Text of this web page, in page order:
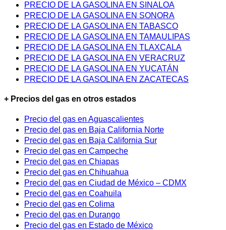
PRECIO DE LA GASOLINA EN SINALOA
PRECIO DE LA GASOLINA EN SONORA
PRECIO DE LA GASOLINA EN TABASCO
PRECIO DE LA GASOLINA EN TAMAULIPAS
PRECIO DE LA GASOLINA EN TLAXCALA
PRECIO DE LA GASOLINA EN VERACRUZ
PRECIO DE LA GASOLINA EN YUCATÁN
PRECIO DE LA GASOLINA EN ZACATECAS
+ Precios del gas en otros estados
Precio del gas en Aguascalientes
Precio del gas en Baja California Norte
Precio del gas en Baja California Sur
Precio del gas en Campeche
Precio del gas en Chiapas
Precio del gas en Chihuahua
Precio del gas en Ciudad de México – CDMX
Precio del gas en Coahuila
Precio del gas en Colima
Precio del gas en Durango
Precio del gas en Estado de México